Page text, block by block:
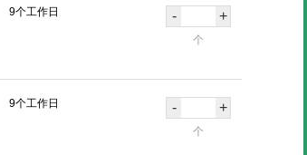
9个工作日 - +
个
9个工作日 - +
个